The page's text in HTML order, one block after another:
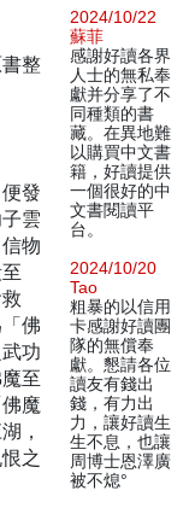
整
發
雲
物
佛
功
至
魔
，
之
2024/10/22
蘇菲
感謝好讀各界
人士的無私奉
獻并分享了不
同種類的書
藏。在異地難
以購買中文書
籍，好讀提供
一個很好的中
文書閱讀平
台。
2024/10/20
Tao
粗暴的以信用
卡感謝好讀團
隊的無償奉
獻。懇請各位
讀友有錢出
錢，有力出
力，讓好讀生
生不息，也讓
周博士恩澤廣
被不熄°